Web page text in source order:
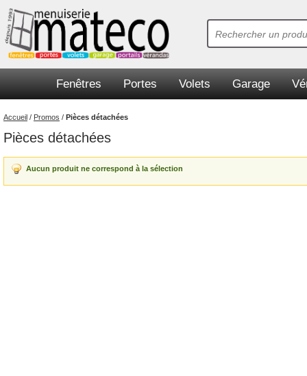
Fenêtres Portes Volets Garage
Accueil / Promos / Pièces détachées
Pièces détachées
Aucun produit ne correspond à la sélection